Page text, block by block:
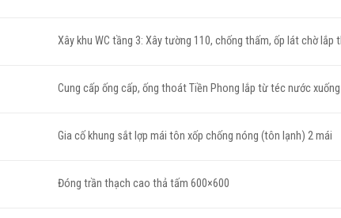
Xây khu WC tầng 3: Xây tường 110, chống thấm, ốp lát chờ lắp
Cung cấp ống cấp, ống thoát Tiền Phong lắp từ téc nước
Gia cố khung sắt lợp mái tôn xốp chống nóng (tôn lạnh) 2 mái
Đóng trần thạch cao thả tấm 600×600